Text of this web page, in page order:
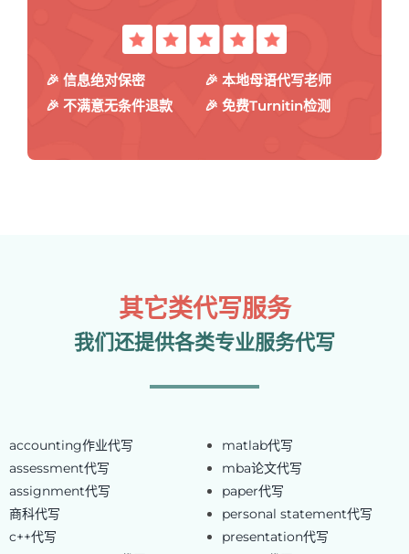
🎉 信息绝对保密
🎉 本地母语代写老师
🎉 不满意无条件退款
🎉 免费Turnitin检测
其它类代写服务
我们还提供各类专业服务代写
accounting作业代写
assessment代写
assignment代写
商科代写
c++代写
matlab代写
mba论文代写
paper代写
personal statement代写
presentation代写